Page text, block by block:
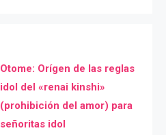
Otome: Orígen de las reglas
idol del «renai kinshi»
(prohibición del amor) para
señoritas idol